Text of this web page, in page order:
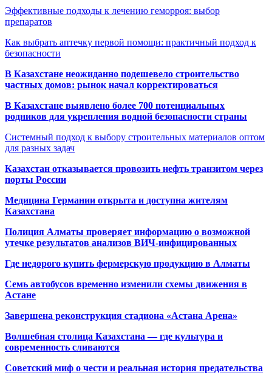
Эффективные подходы к лечению геморроя: выбор
препаратов
Как выбрать аптечку первой помощи: практичный подход к
безопасности
В Казахстане неожиданно подешевело строительство
частных домов: рынок начал корректироваться
В Казахстане выявлено более 700 потенциальных
родников для укрепления водной безопасности страны
Системный подход к выбору строительных материалов оптом
для разных задач
Казахстан отказывается провозить нефть транзитом через
порты России
Медицина Германии открыта и доступна жителям
Казахстана
Полиция Алматы проверяет информацию о возможной
утечке результатов анализов ВИЧ-инфицированных
Где недорого купить фермерскую продукцию в Алматы
Семь автобусов временно изменили схемы движения в
Астане
Завершена реконструкция стадиона «Астана Арена»
Волшебная столица Казахстана — где культура и
современность сливаются
Советский миф о чести и реальная история предательства